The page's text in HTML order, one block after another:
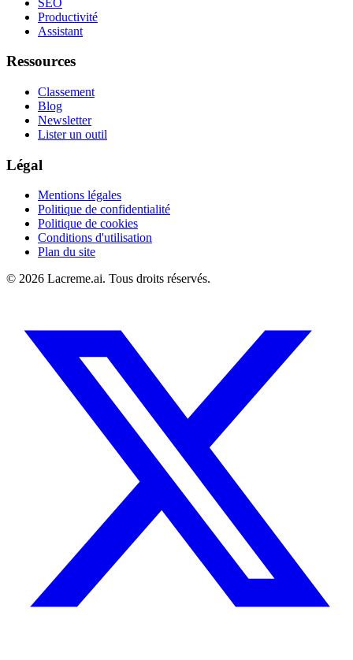
Productivité
Assistant
Ressources
Classement
Blog
Newsletter
Lister un outil
Légal
Mentions légales
Politique de confidentialité
Politique de cookies
Conditions d'utilisation
Plan du site
© 2026 Lacreme.ai. Tous droits réservés.